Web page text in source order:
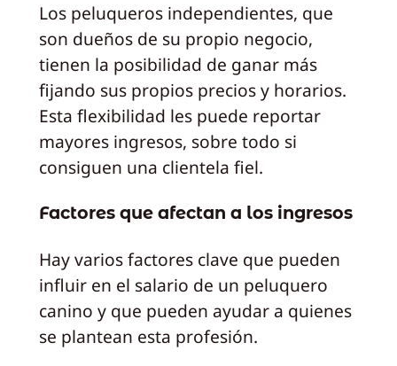
Los peluqueros independientes, que
son dueños de su propio negocio,
tienen la posibilidad de ganar más
fijando sus propios precios y horarios.
Esta flexibilidad les puede reportar
mayores ingresos, sobre todo si
consiguen una clientela fiel.
Factores que afectan a los ingresos
Hay varios factores clave que pueden
influir en el salario de un peluquero
canino y que pueden ayudar a quienes
se plantean esta profesión.